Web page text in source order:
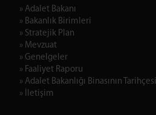
» Adalet Bakanı
» Bakanlık Birimleri
» Stratejik Plan
» Mevzuat
» Genelgeler
» Faaliyet Raporu
» Adalet Bakanlığı Binasının Tarihçesi
» İletişim